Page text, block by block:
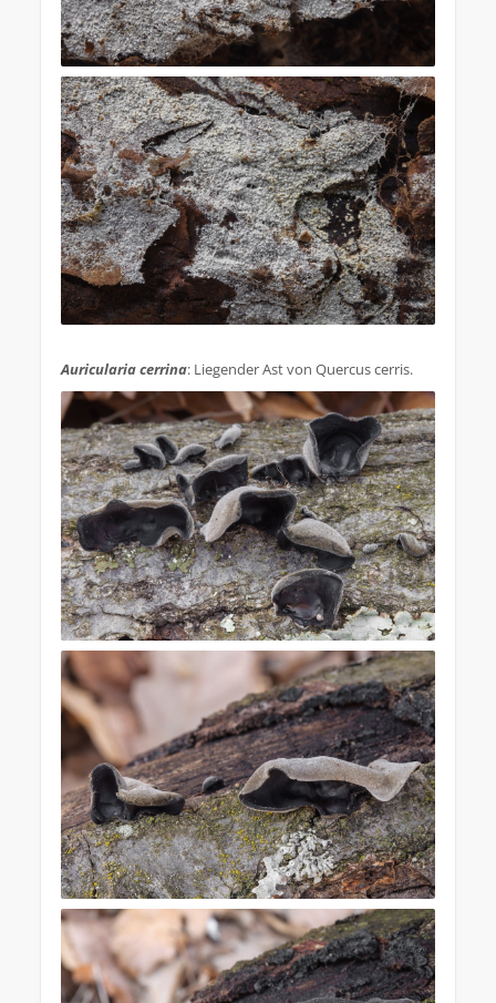
Auricularia cerrina: Liegender Ast von Quercus cerris.